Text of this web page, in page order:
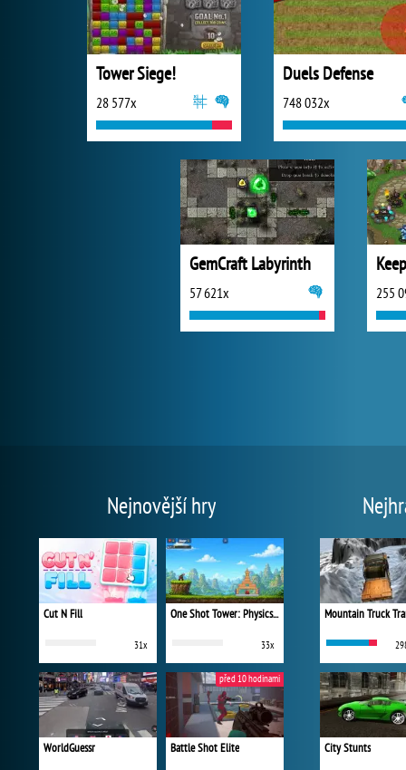
Tower Siege!
28 577x
Duels Defense
748 032x
GemCraft Labyrinth
57 621x 255
Nejnovější hry
Cut N Fill
31x
One Shot Tower: Physics Destroyer
33x
WorldGuessr Battle Shot Elite
před 10 hodinami
Mountain Truck
City Stunts